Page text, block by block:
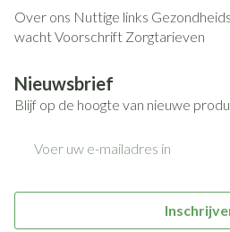
Over ons Nuttige links
wachtVoorschrift Zorgtarieven
Nieuwsbrief
Blijf op de hoogte van nieuwe